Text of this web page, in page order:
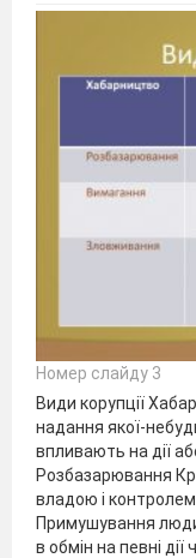
Номер слайду 3
Види корупції
надання якої-
впливають на дії
Розбазарювання
владою і
Примушування
в обмін на певні